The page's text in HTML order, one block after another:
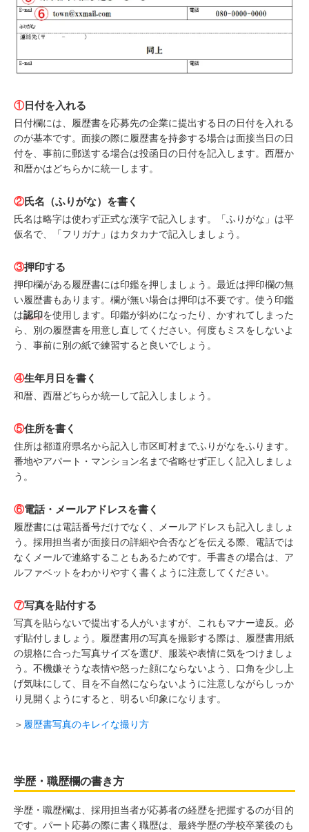
①日付を入れる
日付欄には、履歴書を応募先の企業に提出する日の日付を入れる
のが基本です。面接の際に履歴書を持参する場合は面接当日の日
付を、事前に郵送する場合は投函日の日付を記入します。西暦か
和暦かはどちらかに統一します。
②氏名（ふりがな）を書く
氏名は略字は使わず正式な漢字で記入します。「ふりがな」は平
仮名で、「フリガナ」はカタカナで記入しましょう。
③押印する
押印欄がある履歴書には印鑑を押しましょう。最近は押印欄の無
い履歴書もあります。欄が無い場合は押印は不要です。使う印鑑
は認印を使用します。印鑑が斜めになったり、かすれてしまった
ら、別の履歴書を用意し直してください。何度もミスをしないよ
う、事前に別の紙で練習すると良いでしょう。
④生年月日を書く
和暦、西暦どちらか統一して記入しましょう。
⑤住所を書く
住所は都道府県名から記入し市区町村までふりがなをふります。
番地やアパート・マンション名まで省略せず正しく記入しましょ
う。
⑥電話・メールアドレスを書く
履歴書には電話番号だけでなく、メールアドレスも記入しましょ
う。採用担当者が面接日の詳細や合否などを伝える際、電話では
なくメールで連絡することもあるためです。手書きの場合は、ア
ルファベットをわかりやすく書くように注意してください。
⑦写真を貼付する
写真を貼らないで提出する人がいますが、これもマナー違反。必
ず貼付しましょう。履歴書用の写真を撮影する際は、履歴書用紙
の規格に合った写真サイズを選び、服装や表情に気をつけましょ
う。不機嫌そうな表情や怒った顔にならないよう、口角を少し上
げ気味にして、目を不自然にならないように注意しながらしっか
り見開くようにすると、明るい印象になります。
＞ 履歴書写真のキレイな撮り方
学歴・職歴欄の書き方
学歴・職歴欄は、採用担当者が応募者の経歴を把握するのが目的
です。パート応募の際に書く職歴は、最終学歴の学校卒業後のも